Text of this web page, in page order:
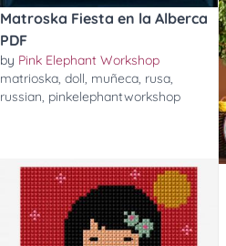
Matroska Fiesta en la Alberca
PDF
by Pink Elephant Workshop
matrioska,doll, muñeca, rusa,
russian, pinkelephantworkshop